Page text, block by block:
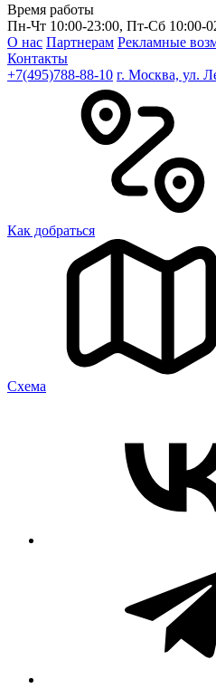
Время работы
Пн-Чт 10:00-23:00, Пт-Сб 10:00-
О нас Партнерам Рекламные
Контакты
+7(495)788-88-10 г. Москва, ул.
Как добраться
Cхема